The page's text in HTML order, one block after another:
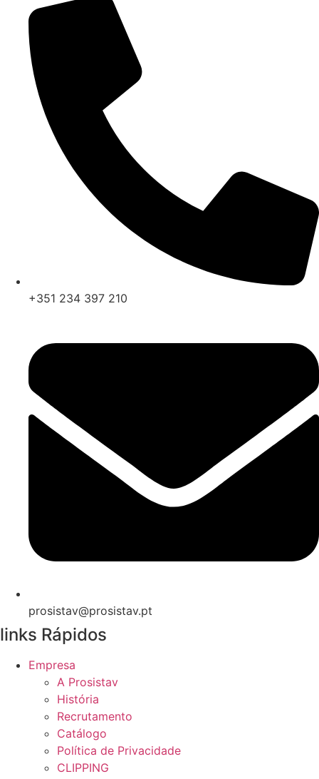
+351 234 397 210
prosistav@prosistav.pt
links Rápidos
Empresa
A Prosistav
História
Recrutamento
Catálogo
Política de Privacidade
CLIPPING